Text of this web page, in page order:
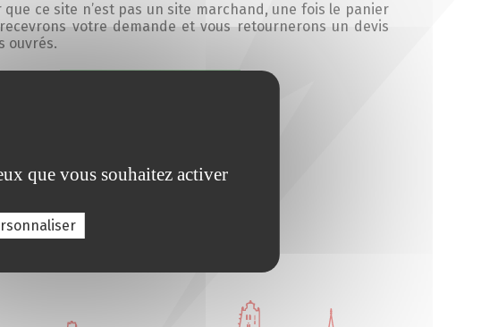
que ce site n’est pas un site marchand, une fois le panier
votre demande et vous retournerons un devis
ouvrés.
que vous souhaitez activer